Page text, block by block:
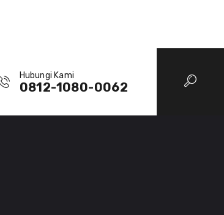
Hubungi Kami
0812-1080-0062